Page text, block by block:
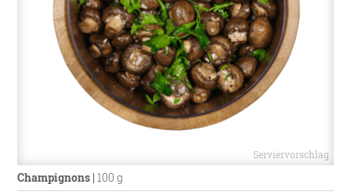
Champignons |100 g